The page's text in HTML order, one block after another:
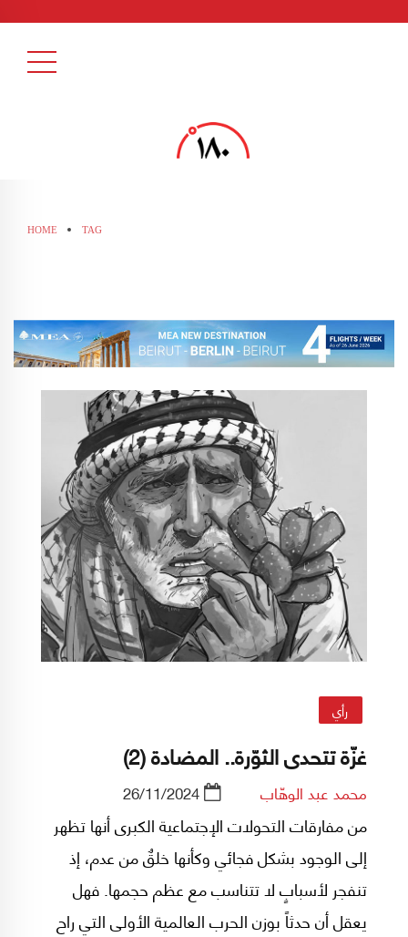
HOME TAG
رأي
غزّة تتحدى الثوّرة.. المضادة (2)
محمد عبد الوهّاب 26/11/2024
من مفارقات التحولات الإجتماعية الكبرى أنها تظهر
إلى الوجود بشكل فجائي وكأنها خلقٌ من عدم، إذ
تنفجر لأسبابٍ لا تتناسب مع عظم حجمها. فهل
يعقل أن حدثاً بوزن الحرب العالمية الأولى التي راح